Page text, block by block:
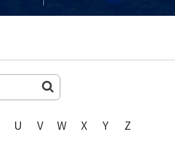
U V W X Y Z